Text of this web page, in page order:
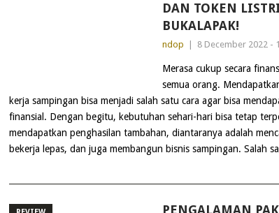
DAN TOKEN
BUKALAPAK!
ndop 8 December 2022 -
Merasa cukup secara
semua orang.
kerja sampingan bisa menjadi salah satu cara agar bisa
finansial. Dengan begitu, kebutuhan sehari-hari bisa tetap
mendapatkan penghasilan tambahan, diantaranya adalah
bekerja lepas, dan juga membangun bisnis sampingan. Salah
PENGALAMAN